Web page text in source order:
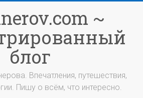
~
блог
Впечатления, путешествия,
Пишу о всём, что интересно.